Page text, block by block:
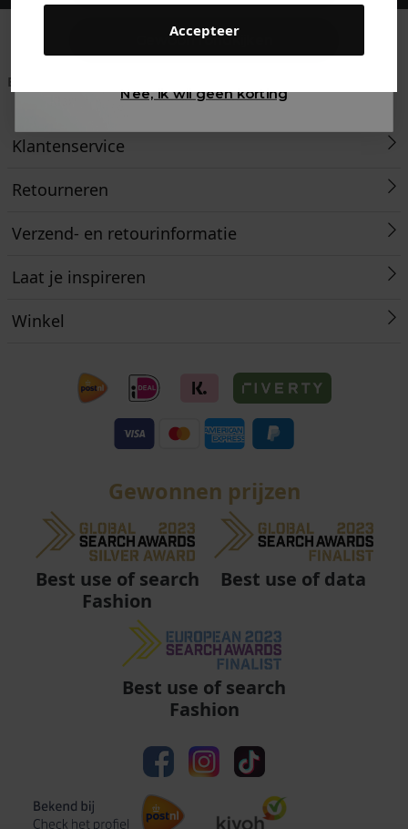
Accepteer
Betaal achteraf met
is morgen in huis!*
ons met een 9,6!
Klantenservice
Retourneren
Verzend- en retourinformatie
Laat je inspireren
Winkel
Gewonnen prijzen
Best use of search
Fashion
Best use of data
Best use of search
Fashion
Gewoon rondkijken
Nee, ik wil geen korting